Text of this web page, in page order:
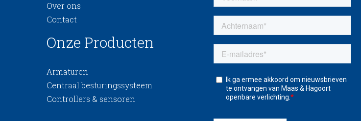
Over ons
Contact
Onze Producten
Armaturen
Centraal besturingssysteem
Controllers & sensoren